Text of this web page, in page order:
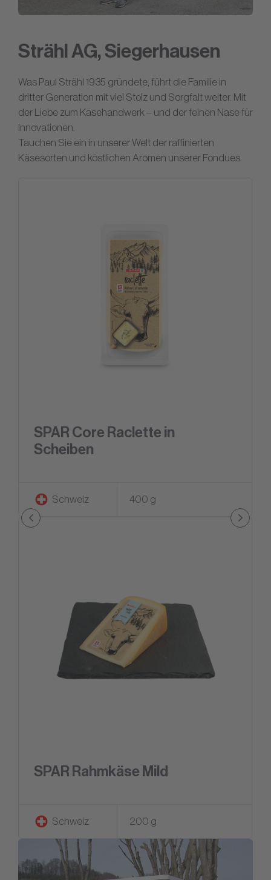
Strähl AG, Siegerhausen
Was Paul Strähl 1935 gründete, führt die Familie in
dritter Generation mit viel Stolz und Sorgfalt weiter. Mit
der Liebe zum Käsehandwerk – und der feinen Nase für
Innovationen.
Tauchen Sie ein in unserer Welt der raffinierten
Käsesorten und köstlichen Aromen unserer Fondues.
SPAR Core Raclette in
Scheiben
Schweiz 400 g
SPAR Rahmkäse Mild
Schweiz 200 g